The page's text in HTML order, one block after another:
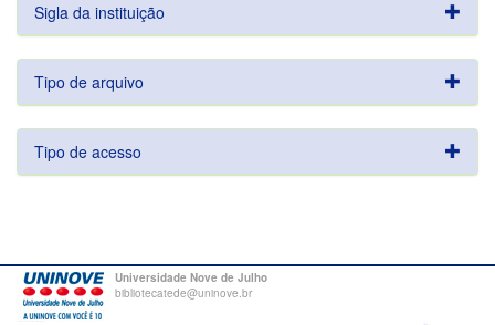
Sigla da instituição
Tipo de arquivo
Tipo de acesso
Universidade Nove de Julho
bibliotecatede@uninove.br